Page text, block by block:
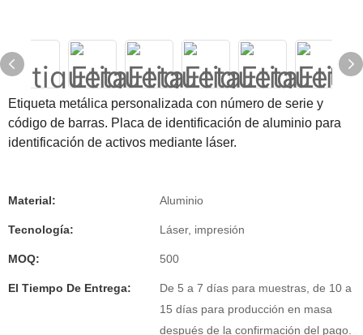
Etiqueta metálica personalizada con número de serie y
código de barras. Placa de identificación de aluminio para
identificación de activos mediante láser.
Material: Aluminio
Tecnología: Láser, impresión
MOQ: 500
El Tiempo De Entrega:
De 5 a 7 días para muestras, de 10 a
15 días para producción en masa
después de la confirmación del pago.